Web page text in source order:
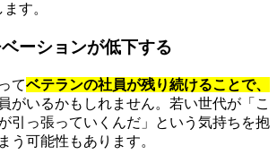
す。
ーションが低下する
てベテランの社員が残り続けることで、
がいるかもしれません。若い世代が「こ
引っ張っていくんだ」という気持ちを抱
う可能性もあります。